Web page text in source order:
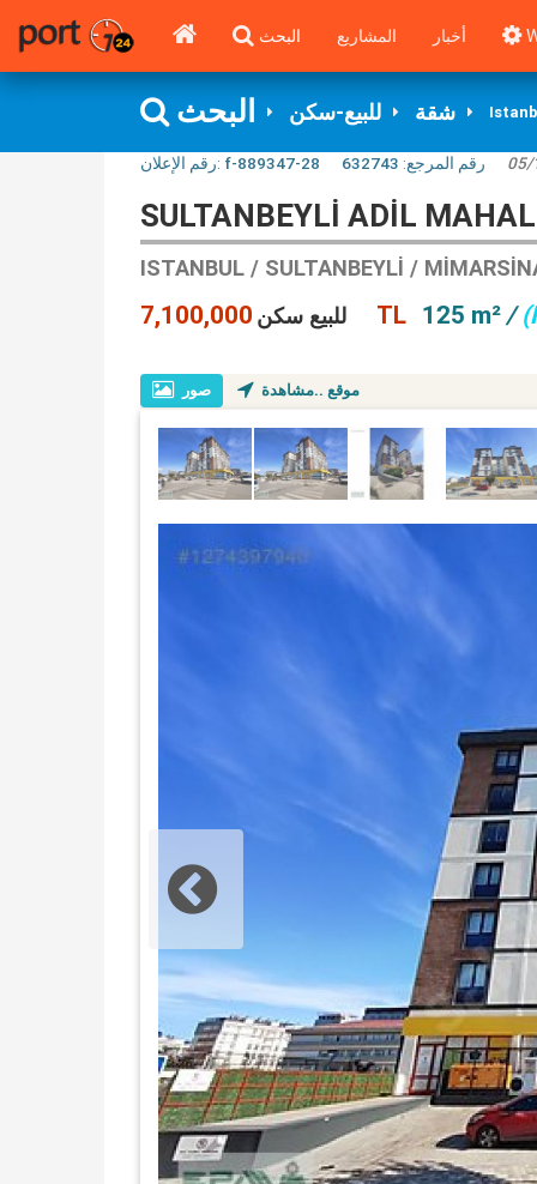
البحث المشاريع أخبار
البحث للبيع-سكن شقة
رقم الإعلان: f-889347-28 رقم المرجع: 632743 05/
SULTANBEYLI ADIL
ISTANBUL / SULTANBEYLI /
للبيع سكن
7,100,000 TL 125 m²/
صور موقع ..مشاهدة